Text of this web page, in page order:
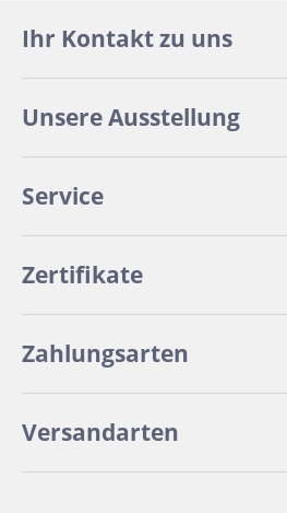
Ihr Kontakt zu uns
Unsere Ausstellung
Service
Zertifikate
Zahlungsarten
Versandarten